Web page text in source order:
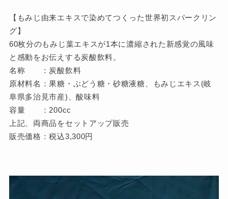
【もみじ由来エキスで染めてつくった世界初スパークリン
グ】
60枚分のもみじ葉エキスが1本に濃縮された新感覚の風味
と感動をお伝えする炭酸飲料。
名称 ：炭酸飲料
原材料名：果糖・ぶどう糖・砂糖液糖、もみじエキス(岐
阜県多治見市産)、酸味料
容量 ：200cc
上記、両商品をセットアップ販売
販売価格：税込3,300円